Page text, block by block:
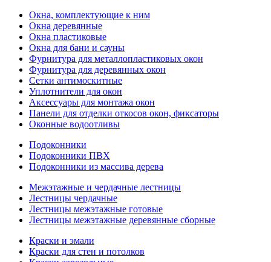
Окна, комплектующие к ним
Окна деревянные
Окна пластиковые
Окна для бани и сауны
Фурнитура для металлопластиковых окон
Фурнитура для деревянных окон
Сетки антимоскитные
Уплотнители для окон
Аксессуары для монтажа окон
Панели для отделки откосов окон, фиксаторы
Оконные водоотливы
Подоконники
Подоконники ПВХ
Подоконники из массива дерева
Межэтажные и чердачные лестницы
Лестницы чердачные
Лестницы межэтажные готовые
Лестницы межэтажные деревянные сборные
Краски и эмали
Краски для стен и потолков